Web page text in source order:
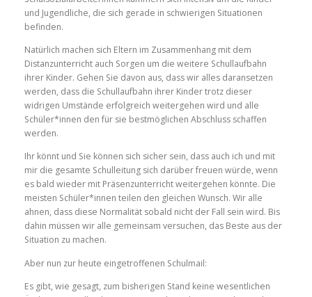
und Jugendliche, die sich gerade in schwierigen Situationen
befinden.
Natürlich machen sich Eltern im Zusammenhang mit dem
Distanzunterricht auch Sorgen um die weitere Schullaufbahn
ihrer Kinder. Gehen Sie davon aus, dass wir alles daransetzen
werden, dass die Schullaufbahn ihrer Kinder trotz dieser
widrigen Umstände erfolgreich weitergehen wird und alle
Schüler*innen den für sie bestmöglichen Abschluss schaffen
werden.
Ihr könnt und Sie können sich sicher sein, dass auch ich und mit
mir die gesamte Schulleitung sich darüber freuen würde, wenn
es bald wieder mit Präsenzunterricht weitergehen könnte. Die
meisten Schüler*innen teilen den gleichen Wunsch. Wir alle
ahnen, dass diese Normalität sobald nicht der Fall sein wird. Bis
dahin müssen wir alle gemeinsam versuchen, das Beste aus der
Situation zu machen.
Aber nun zur heute eingetroffenen Schulmail:
Es gibt, wie gesagt, zum bisherigen Stand keine wesentlichen